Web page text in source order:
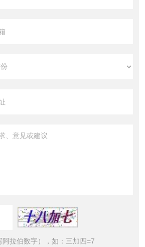
拉伯数字），如：三加四=7